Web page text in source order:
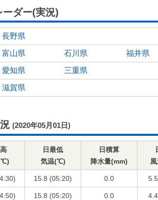
ダー(実況)
長野県
富山県 石川県 福井県
愛知県 三重県
滋賀県
(2020年05月01日)
日最低
気温(℃)
日積算
降水量(mm)
15.8 (05:20) 0.0
15.8 (05:20) 0.0